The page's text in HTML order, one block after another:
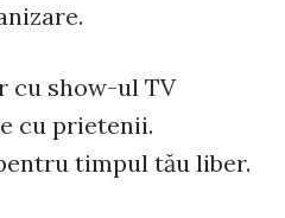
cu show-ul TV
cu prietenii.
timpul tău liber.